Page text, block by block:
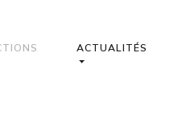
ACTUALITÉS